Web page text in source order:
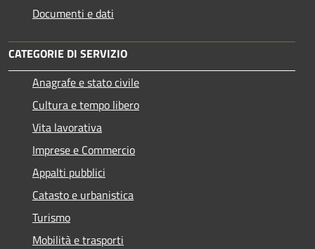
Documenti e dati
CATEGORIE DI SERVIZIO
Anagrafe e stato civile
Cultura e tempo libero
Vita lavorativa
Imprese e Commercio
Appalti pubblici
Catasto e urbanistica
Turismo
Mobilità e trasporti